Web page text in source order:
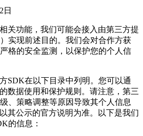
日
关功能，我们可能会接入由第三方提
实现前述目的。我们会对合作方获
格的安全监测，以保护您的个人信
SDK在以下目录中列明。您可以通
数据使用和保护规则。请注意，第三
、策略调整等原因导致其个人信息
其公示的官方说明为准。以下是我们
的信息：